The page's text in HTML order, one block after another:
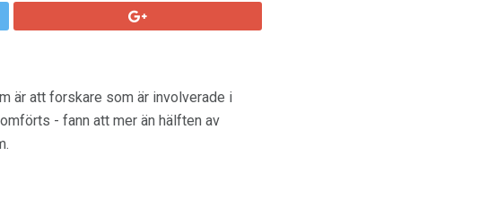
är att forskare som är involverade i
- fann att mer än hälften av